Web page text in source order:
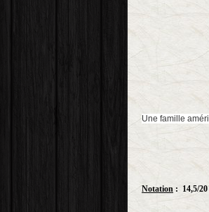
Une famille
Notation : 14,5/20